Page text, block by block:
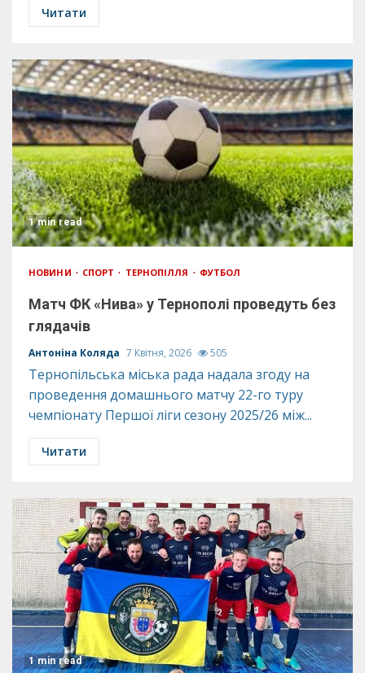
Читати
1 min read
НОВИНИ СПОРТ ТЕРНОПІЛЛЯ ФУТБОЛ
Матч ФК «Нива» у Тернополі проведуть без
глядачів
Антоніна Коляда 7 Квітня, 2026 505
Тернопільська міська рада надала згоду на
проведення домашнього матчу 22-го туру
чемпіонату Першої ліги сезону 2025/26 між...
Читати
1 min read